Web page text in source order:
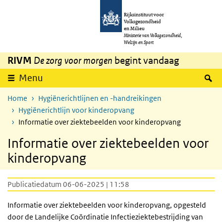
Overslaan en naar de inhoud gaan
Rijksinstituut voor
Volksgezondheid
en Milieu
Ministerie van Volksgezondheid,
Welzijn en Sport
RIVM De zorg voor morgen begint vandaag
Menu
Home
Hygiënerichtlijnen en -handreikingen
Hygiënerichtlijn voor kinderopvang
Informatie over ziektebeelden voor kinderopvang
Informatie over ziektebeelden voor
kinderopvang
Publicatiedatum 06-06-2025 | 11:58
Informatie over ziektebeelden voor kinderopvang, opgesteld
door de Landelijke Coördinatie Infectieziektebestrijding van